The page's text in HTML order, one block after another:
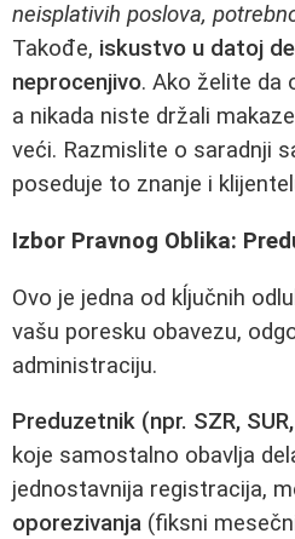
neisplativih poslova,
Takođe, iskustvo u datoj
neprocenjivo. Ako želite da
a nikada niste držali
veći. Razmislite o saradnji
poseduje to znanje i
Izbor Pravnog Oblika:
Ovo je jedna od kĺjučnih
vašu poresku obavezu,
administraciju.
Preduzetnik (npr. SZR,
koje samostalno obavlja
jednostavnija registracija,
oporezivanja (fiksni